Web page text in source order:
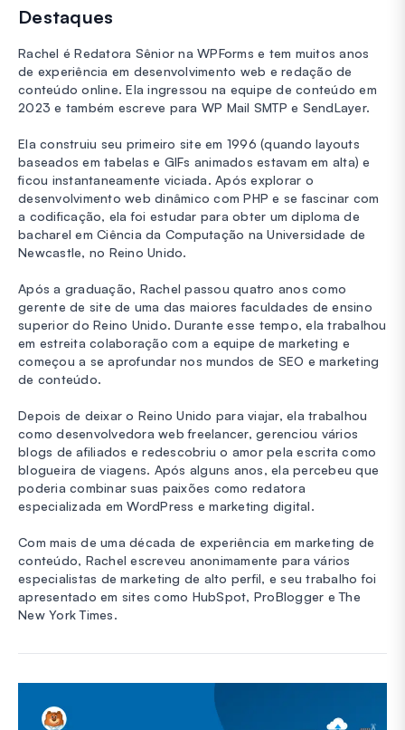
Destaques
Rachel é Redatora Sênior na WPForms e tem muitos anos
de experiência em desenvolvimento web e redação de
conteúdo online. Ela ingressou na equipe de conteúdo em
2023 e também escreve para WP Mail SMTP e SendLayer.
Ela construiu seu primeiro site em 1996 (quando layouts
baseados em tabelas e GIFs animados estavam em alta) e
ficou instantaneamente viciada. Após explorar o
desenvolvimento web dinâmico com PHP e se fascinar com
a codificação, ela foi estudar para obter um diploma de
bacharel em Ciência da Computação na Universidade de
Newcastle, no Reino Unido.
Após a graduação, Rachel passou quatro anos como
gerente de site de uma das maiores faculdades de ensino
superior do Reino Unido. Durante esse tempo, ela trabalhou
em estreita colaboração com a equipe de marketing e
começou a se aprofundar nos mundos de SEO e marketing
de conteúdo.
Depois de deixar o Reino Unido para viajar, ela trabalhou
como desenvolvedora web freelancer, gerenciou vários
blogs de afiliados e redescobriu o amor pela escrita como
blogueira de viagens. Após alguns anos, ela percebeu que
poderia combinar suas paixões como redatora
especializada em WordPress e marketing digital.
Com mais de uma década de experiência em marketing de
conteúdo, Rachel escreveu anonimamente para vários
especialistas de marketing de alto perfil, e seu trabalho foi
apresentado em sites como HubSpot, ProBlogger e The
New York Times.